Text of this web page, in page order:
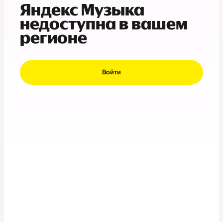
Яндекс Музыка
недоступна в вашем
регионе
Войти